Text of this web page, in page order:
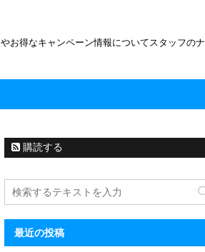
お得なキャンペーン情報についてスタッフのナ
購読する
最近の投稿